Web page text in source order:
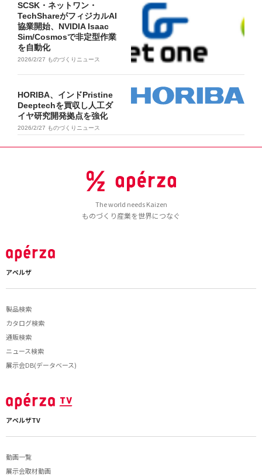
SCSK・ネットワン・
TechShareがフィジカルAI
協業開始、NVIDIA Isaac
Sim/Cosmosで非定型作業
を自動化
2026/2/27 ものづくりニュース
HORIBA、インドPristine
Deeptechを買収し人工ダ
イヤ研究開発拠点を強化
2026/2/27 ものづくりニュース
The world needs Kaizen
ものづくり産業を世界につなぐ
アペルザ
製品検索
カタログ検索
通販検索
ニュース検索
展示会DB(データベース)
アペルザTV
動画一覧
展示会取材動画